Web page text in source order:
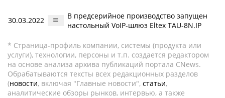
30.03.2022
В предсерийное производство запущен
настольный VoIP-шлюз Eltex TAU-8N.IP
* Страница-профиль компании, системы (продукта или
услуги), технологии, персоны и т.п. создается редактором
на основе анализа архива публикаций портала CNews.
Обрабатываются тексты всех редакционных разделов
(новости, включая "Главные новости", статьи,
аналитические обзоры рынков, интервью, а также